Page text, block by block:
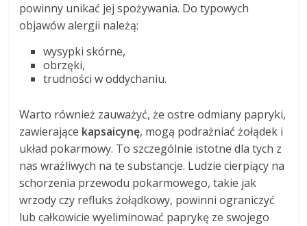
powinny unikać jej spożywania. Do typowych
objawów alergii należą:
wysypki skórne,
obrzęki,
trudności w oddychaniu.
Warto również zauważyć, że ostre odmiany papryki,
zawierające kapsaicynę, mogą podrażniać żołądek i
układ pokarmowy. To szczególnie istotne dla tych z
nas wrażliwych na te substancje. Ludzie cierpiący na
schorzenia przewodu pokarmowego, takie jak
wrzody czy refluks żołądkowy, powinni ograniczyć
lub całkowicie wyeliminować paprykę ze swojego